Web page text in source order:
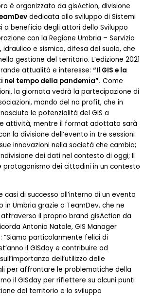
è organizzato da gisAction, divisione
dedicata allo sviluppo di Sistemi
a beneficio degli attori dello Sviluppo
con la Regione Umbria – Servizio
idraulico e sismico, difesa del suolo, che
gestione del territorio. L’edizione 2021
attualità e interesse: “Il GIS e la
nel tempo della pandemia”. Come
la giornata vedrà la partecipazione di
mondo del no profit, che in
le potenzialità del GIS a
attività, mentre il format adottato sarà
la divisione dell’evento in tre sessioni
innovazioni nella società che cambia;
dei dati nel contesto di oggi; Il
protagonismo dei cittadini in un contesto
di successo all’interno di un evento
Umbria grazie a TeamDev, che ne
attraverso il proprio brand gisAction da
Antonio Natale, GIS Manager
“Siamo particolarmente felici di
il GISday e contribuire ad
dell’utilizzo delle
per affrontare le problematiche della
il GISday per riflettere su alcuni punti
del territorio e lo sviluppo